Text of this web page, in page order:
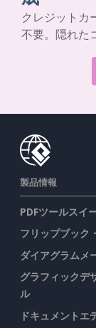
クレジットカ
不要。隠れた
製品情報
PDFツールスイ
フリップブック
ダイアグラムメ
グラフィックデ
ル
ドキュメントエ